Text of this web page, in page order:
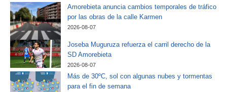
Amorebieta anuncia cambios temporales de tráfico
por las obras de la calle Karmen
2026-08-07
Joseba Muguruza refuerza el carril derecho de la
SD Amorebieta
2026-08-07
Más de 30ºC, sol con algunas nubes y tormentas
para el fin de semana